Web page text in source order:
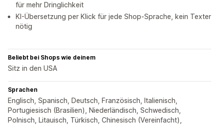
für mehr Dringlichkeit
KI-Übersetzung per Klick für jede Shop-Sprache, kein Texter
nötig
Beliebt bei Shops wie deinem
Sitz in den USA
Sprachen
Englisch, Spanisch, Deutsch, Französisch, Italienisch,
Portugiesisch (Brasilien), Niederländisch, Schwedisch,
Polnisch, Litauisch, Türkisch, Chinesisch (Vereinfacht),